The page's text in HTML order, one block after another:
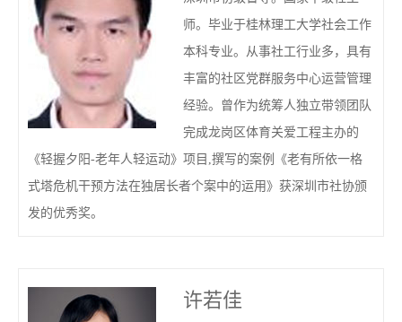
师。毕业于桂林理工大学社会工作
本科专业。从事社工行业多，具有
丰富的社区党群服务中心运营管理
经验。曾作为统筹人独立带领团队
完成龙岗区体育关爱工程主办的
《轻握夕阳-老年人轻运动》项目,撰写的案例《老有所依一格
式塔危机干预方法在独居长者个案中的运用》获深圳市社协颁
发的优秀奖。
许若佳